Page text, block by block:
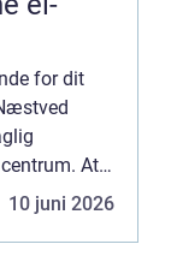
for dit
At
10 juni 2026